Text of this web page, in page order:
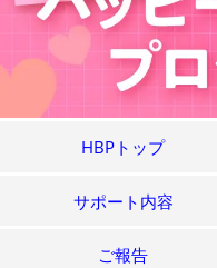
HBPトップ
サポート内容
ご報告